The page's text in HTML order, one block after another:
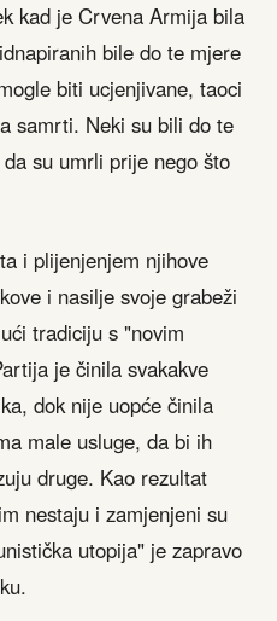
kad je Crvena Armija bila
bile do te mjere
biti ucjenjivane, taoci
samrti. Neki su bili do te
su umrli prije nego što
i plijenjenjem njihove
i nasilje svoje grabeži
tradiciju s "novim
je činila svakakve
dok nije uopće činila
male usluge, da bi ih
druge. Kao rezultat
nestaju i zamjenjeni su
utopija" je zapravo